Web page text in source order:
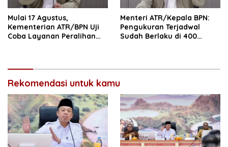
Mulai 17 Agustus,
Kementerian ATR/BPN Uji
Coba Layanan Peralihan
Menteri ATR/Kepala BPN:
Pengukuran Terjadwal
Sudah Berlaku di 400
Rekomendasi untuk kamu